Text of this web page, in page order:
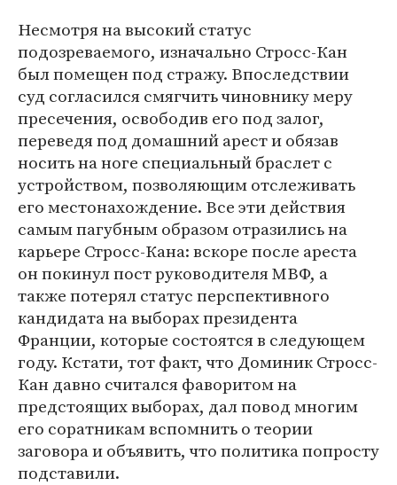
Несмотря на высокий статус
подозреваемого, изначально Стросс-Кан
был помещен под стражу. Впоследствии
суд согласился смягчить чиновнику меру
пресечения, освободив его под залог,
переведя под домашний арест и обязав
носить на ноге специальный браслет с
устройством, позволяющим отслеживать
его местонахождение. Все эти действия
самым пагубным образом отразились на
карьере Стросс-Кана: вскоре после ареста
он покинул пост руководителя МВФ, а
также потерял статус перспективного
кандидата на выборах президента
Франции, которые состоятся в следующем
году. Кстати, тот факт, что Доминик Стросс-
Кан давно считался фаворитом на
предстоящих выборах, дал повод многим
его соратникам вспомнить о теории
заговора и объявить, что политика попросту
подставили.